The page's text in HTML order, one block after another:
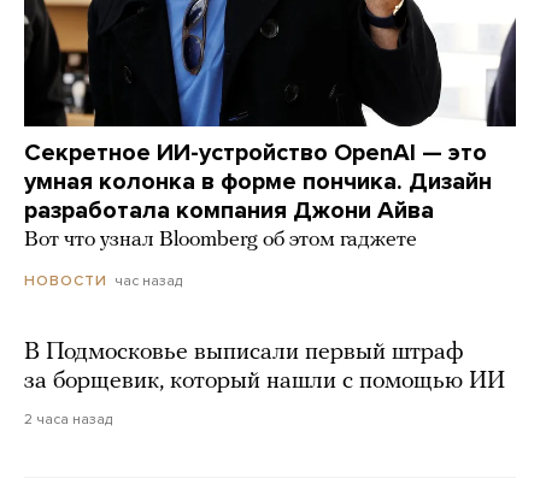
Секретное ИИ-устройство OpenAI — это
умная колонка в форме пончика. Дизайн
разработала компания Джони Айва
Вот что узнал Bloomberg об этом гаджете
НОВОСТИ час назад
В Подмосковье выписали первый штраф
за борщевик, который нашли с помощью ИИ
2 часа назад